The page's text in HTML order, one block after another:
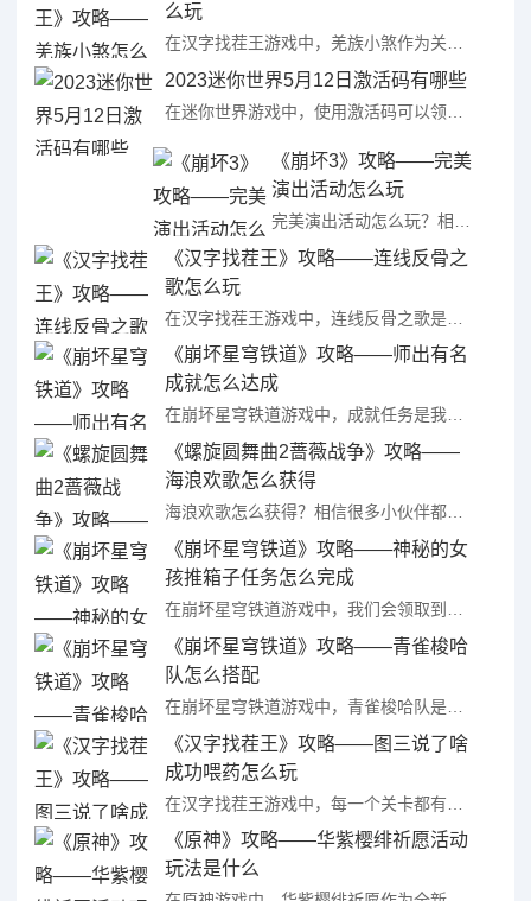
么玩
在汉字找茬王游戏中，羌族小煞作为关卡之一，不少小伙伴在进行挑战时可能都被卡住了，对于正确的通关方法还不清楚，因此想要了解过关的方法，那么汉字找茬王羌族小煞怎么玩呢?接下来就让我们一起来看看汉字找茬王羌 ...
2023迷你世界5月12日激活码有哪些
《崩坏3》攻略——完美
演出活动怎么玩
《汉字找茬王》攻略——连线反骨之
歌怎么玩
《崩坏星穹铁道》攻略——师出有名
成就怎么达成
在崩坏星穹铁道游戏中，成就任务是我们发展的关键，我们可以通过成就任务来获取资源从而更好的发展，其中师出有名成就任务可能很多小伙伴还没完成，那么崩坏星穹铁道师出有名成就怎么达成呢?接下来就让我们一起来看 ...
《螺旋圆舞曲2蔷薇战争》攻略——
海浪欢歌怎么获得
海浪欢歌怎么获得？相信很多小伙伴都不知道吧？拥有维多利亚、中华风、哥特、帝政、洛可可等时装风格，采用Live2D动画技术，实现全场景、全时装动态换装；拥有百万字剧情，超过200位角色以及可与你发展成为 ...
《崩坏星穹铁道》攻略——神秘的女
孩推箱子任务怎么完成
《崩坏星穹铁道》攻略——青雀梭哈
队怎么搭配
《汉字找茬王》攻略——图三说了啥
成功喂药怎么玩
《原神》攻略——华紫樱绯祈愿活动
玩法是什么